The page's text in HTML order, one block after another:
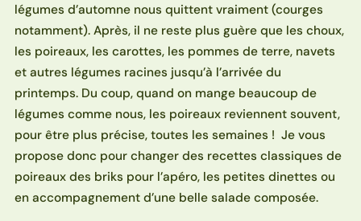
légumes d’automne nous quittent vraiment (courges
notamment). Après, il ne reste plus guère que les choux,
les poireaux, les carottes, les pommes de terre, navets
et autres légumes racines jusqu’à l’arrivée du
printemps. Du coup, quand on mange beaucoup de
légumes comme nous, les poireaux reviennent souvent,
pour être plus précise, toutes les semaines ! Je vous
propose donc pour changer des recettes classiques de
poireaux des briks pour l’apéro, les petites dinettes ou
en accompagnement d’une belle salade composée.